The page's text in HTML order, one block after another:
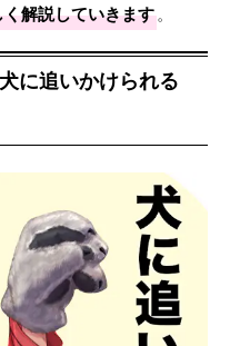
解説していきます。
に追いかけられる